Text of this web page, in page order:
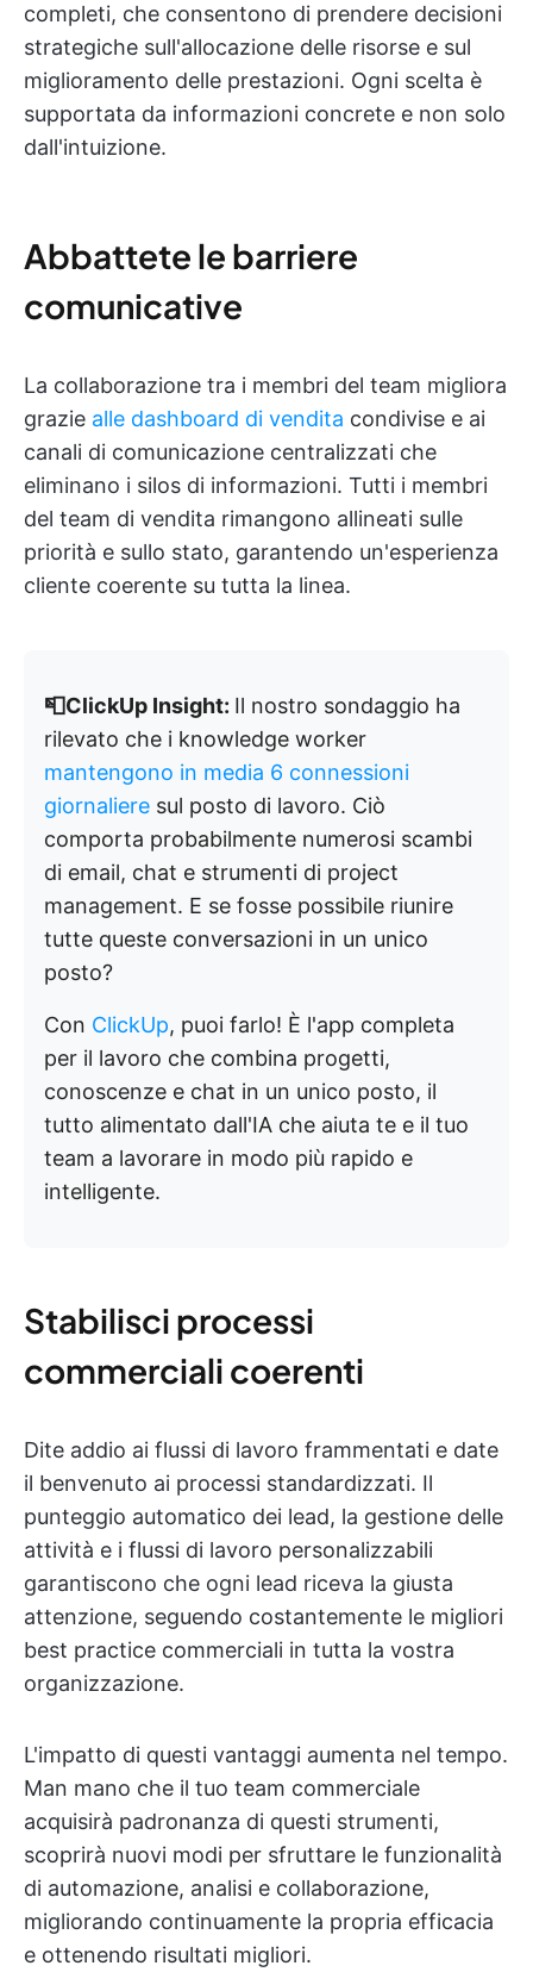
completi, che consentono di prendere decisioni
strategiche sull'allocazione delle risorse e sul
miglioramento delle prestazioni. Ogni scelta è
supportata da informazioni concrete e non solo
dall'intuizione.
Abbattete le barriere
comunicative
La collaborazione tra i membri del team migliora
grazie alle dashboard di vendita condivise e ai
canali di comunicazione centralizzati che
eliminano i silos di informazioni. Tutti i membri
del team di vendita rimangono allineati sulle
priorità e sullo stato, garantendo un'esperienza
cliente coerente su tutta la linea.
📮ClickUp Insight: Il nostro sondaggio ha
rilevato che i knowledge worker
mantengono in media 6 connessioni
giornaliere sul posto di lavoro. Ciò
comporta probabilmente numerosi scambi
di email, chat e strumenti di project
management. E se fosse possibile riunire
tutte queste conversazioni in un unico
posto?
Con ClickUp, puoi farlo! È l'app completa
per il lavoro che combina progetti,
conoscenze e chat in un unico posto, il
tutto alimentato dall'IA che aiuta te e il tuo
team a lavorare in modo più rapido e
intelligente.
Stabilisci processi
commerciali coerenti
Dite addio ai flussi di lavoro frammentati e date
il benvenuto ai processi standardizzati. Il
punteggio automatico dei lead, la gestione delle
attività e i flussi di lavoro personalizzabili
garantiscono che ogni lead riceva la giusta
attenzione, seguendo costantemente le migliori
best practice commerciali in tutta la vostra
organizzazione.
L'impatto di questi vantaggi aumenta nel tempo.
Man mano che il tuo team commerciale
acquisirà padronanza di questi strumenti,
scoprirà nuovi modi per sfruttare le funzionalità
di automazione, analisi e collaborazione,
migliorando continuamente la propria efficacia
e ottenendo risultati migliori.